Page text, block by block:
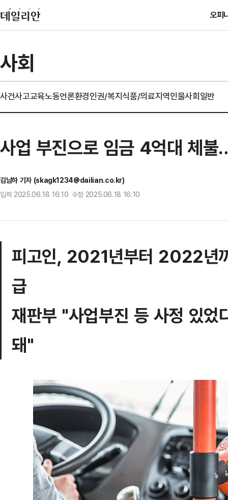
오피
사회
사건사고교육노동언론환경인권/복지식품/의료지역인물사회일반
사업 부진으로 임금 4억대 체
김남하 기자 (skagk1234@dailian.co.kr)
입력 2025.06.18 16:10 수정 2025.06.18 16:10
피고인, 2021년부터 2022년
급
재판부 "사업부진 등 사정 있었
돼"